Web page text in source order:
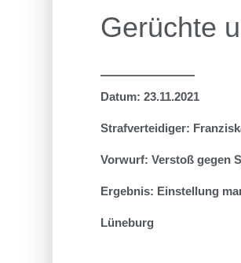
Gerüchte
Datum: 23.11.2021
Strafverteidiger:
Vorwurf: Verstoß gegen
Ergebnis: Einstellung
Lüneburg